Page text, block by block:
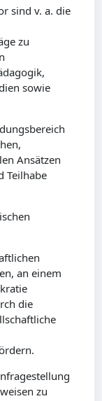
sind v. a. die
zu
sowie
Ansätzen
Teilhabe
an einem
die
zu